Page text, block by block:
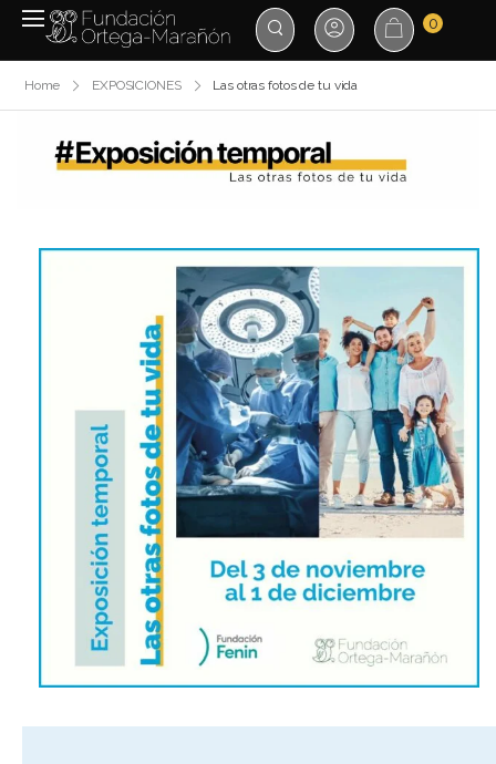
0
Home EXPOSICIONES Las otras fotos de tu vida